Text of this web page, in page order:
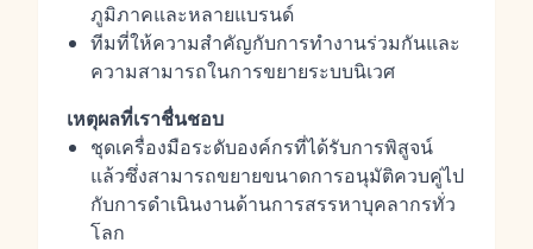
ภูมิภาคและหลายแบรนด์
ทีมที่ให้ความสำคัญกับการทำงานร่วมกันและ
ความสามารถในการขยายระบบนิเวศ
เหตุผลที่เราชื่นชอบ
ชุดเครื่องมือระดับองค์กรที่ได้รับการพิสูจน์
แล้วซึ่งสามารถขยายขนาดการอนุมัติควบคู่ไป
กับการดำเนินงานด้านการสรรหาบุคลากรทั่ว
โลก